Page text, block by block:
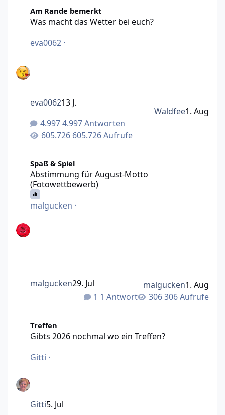
Am Rande bemerkt
Was macht das Wetter bei euch?
eva0062 ·
4.997 Antworten
605.726 Aufrufe
eva006213 J.
Waldfee1. Aug
Spaß & Spiel
Abstimmung für August-Motto
(Fotowettbewerb)
malgucken ·
1 Antwort 306 Aufrufe
malgucken29. Jul malgucken1. Aug
Treffen
Gibts 2026 nochmal wo ein Treffen?
Gitti ·
Gitti5. Jul